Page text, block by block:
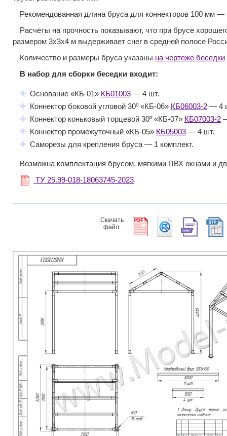
Рекомендованная длина бруса для коннекторов 100 мм —
Расчёты на прочность показывают, что при брусе
размером 3х3х4 м выдерживает снег в средней полосе
Количество и размеры бруса указаны на чертеже беседки
В набор для сборки беседки входит:
Основание «КБ-01» КБ01003— 4 шт.
Коннектор боковой угловой 30º «КБ-06» КБ06003-2— 4
Коннектор коньковый торцевой 30º «КБ-07» КБ07003-2
Коннектор промежуточный «КБ-05» КБ05003— 4 шт.
Саморезы для крепления бруса — 1 комплект.
Возможна комплектация брусом, мягкими ПВХ окнами и
ТУ 25.99-018-18063745-2023
Скачать
файл: